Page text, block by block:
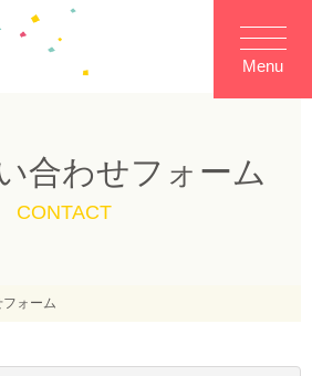
Menu
合わせフォーム
CONTACT
フォーム